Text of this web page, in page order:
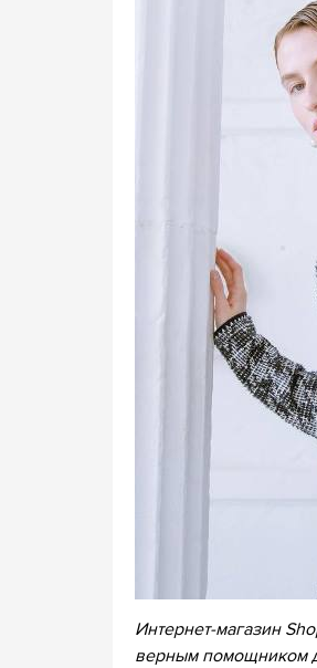
Интернет-магазин
верным помощником